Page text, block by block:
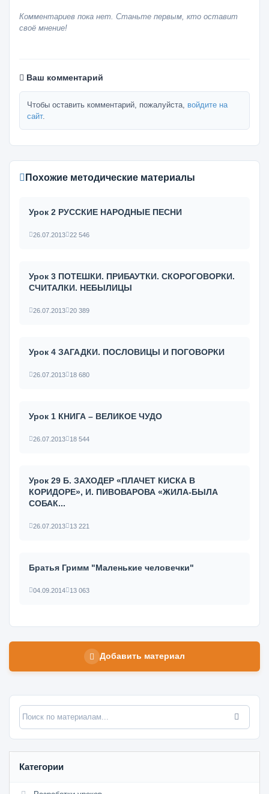
Комментариев пока нет. Станьте первым, кто оставит
своё мнение!
Ваш комментарий
Чтобы оставить комментарий, пожалуйста, войдите на
сайт.
Похожие методические материалы
Урок 2 РУССКИЕ НАРОДНЫЕ ПЕСНИ
26.07.2013 22 546
Урок 3 ПОТЕШКИ. ПРИБАУТКИ. СКОРОГОВОРКИ.
СЧИТАЛКИ. НЕБЫЛИЦЫ
26.07.2013 20 389
Урок 4 ЗАГАДКИ. ПОСЛОВИЦЫ И ПОГОВОРКИ
26.07.2013 18 680
Урок 1 КНИГА – ВЕЛИКОЕ ЧУДО
26.07.2013 18 544
Урок 29 Б. ЗАХОДЕР «ПЛАЧЕТ КИСКА В
КОРИДОРЕ», И. ПИВОВАРОВА «ЖИЛА-БЫЛА
СОБАК...
26.07.2013 13 221
Братья Гримм "Маленькие человечки"
04.09.2014 13 063
Добавить материал
Категории